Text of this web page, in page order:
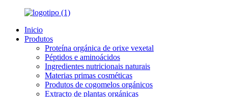
Inicio
Produtos
Proteína orgánica de orixe vexetal
Péptidos e aminoácidos
Ingredientes nutricionais naturais
Materias primas cosméticas
Produtos de cogomelos orgánicos
Extracto de plantas orgánicas